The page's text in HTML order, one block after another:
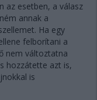
az esetben, a válasz
annak a
Ha egy
felborítani a
nem változtatna
hozzátette azt is,
is